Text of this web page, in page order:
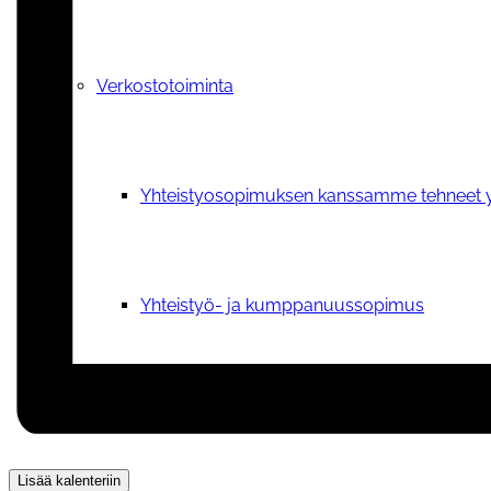
Verkostotoiminta
Yhteistyosopimuksen kanssamme tehneet
Yhteistyö- ja kumppanuussopimus
Lisää kalenteriin